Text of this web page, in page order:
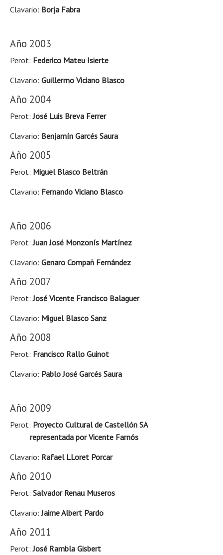
Clavario: Borja Fabra
Año 2003
Perot: Federico Mateu Isierte
Clavario: Guillermo Viciano Blasco
Año 2004
Perot:José Luis Breva Ferrer
Clavario: Benjamín Garcés Saura
Año 2005
Perot: Miguel Blasco Beltrán
Clavario: Fernando Viciano Blasco
Año 2006
Perot:Juan José Monzonís Martínez
Clavario: Genaro Compañ Fernández
Año 2007
Perot:José Vicente Francisco Balaguer
Clavario: Miguel Blasco Sanz
Año 2008
Perot: Francisco Rallo Guinot
Clavario: Pablo José Garcés Saura
Año 2009
Perot: Proyecto Cultural de Castellón SA
representada por Vicente Farnós
Clavario: Rafael LLoret Porcar
Año 2010
Perot: Salvador Renau Museros
Clavario:Jaime Albert Pardo
Año 2011
Perot:José Rambla Gisbert